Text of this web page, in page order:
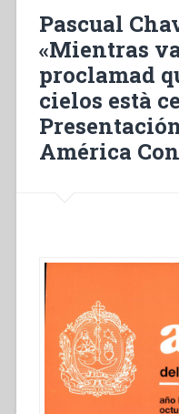
Pascual
«Mientras
proclamad
cielos està
América